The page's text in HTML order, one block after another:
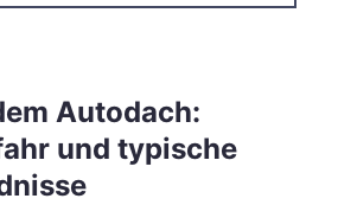
Autodach:
und typische